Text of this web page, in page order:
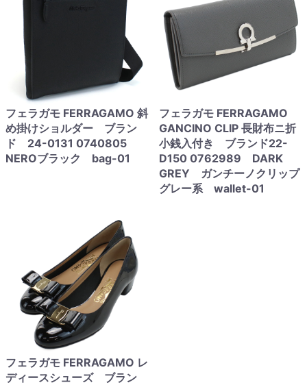
フェラガモ FERRAGAMO 斜
め掛けショルダー ブラン
ド 24-0131 0740805
NEROブラック bag-01
フェラガモ FERRAGAMO
GANCINO CLIP 長財布ニ折
小銭入付き ブランド22-
D150 0762989 DARK
GREY ガンチーノクリップ
グレー系 wallet-01
フェラガモ FERRAGAMO レ
ディースシューズ ブラン